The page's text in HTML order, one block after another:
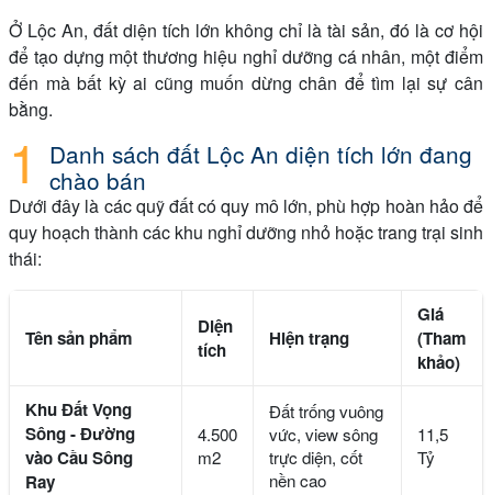
Ở Lộc An, đất diện tích lớn không chỉ là tài sản, đó là cơ hội
để tạo dựng một thương hiệu nghỉ dưỡng cá nhân, một điểm
đến mà bất kỳ ai cũng muốn dừng chân để tìm lại sự cân
bằng.
Danh sách đất Lộc An diện tích lớn đang
chào bán
Dưới đây là các quỹ đất có quy mô lớn, phù hợp hoàn hảo để
quy hoạch thành các khu nghỉ dưỡng nhỏ hoặc trang trại sinh
thái:
Tên sản phẩm
Diện
tích
Hiện trạng
Giá
(Tham
khảo)
Khu Đất Vọng
Sông - Đường
vào Cầu Sông
Ray
4.500
m2
Đất trống vuông
vức, view sông
trực diện, cốt
nền cao
11,5
Tỷ